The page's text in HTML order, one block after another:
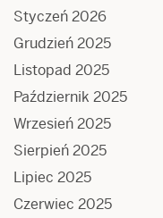
Styczeń 2026
Grudzień 2025
Listopad 2025
Październik 2025
Wrzesień 2025
Sierpień 2025
Lipiec 2025
Czerwiec 2025